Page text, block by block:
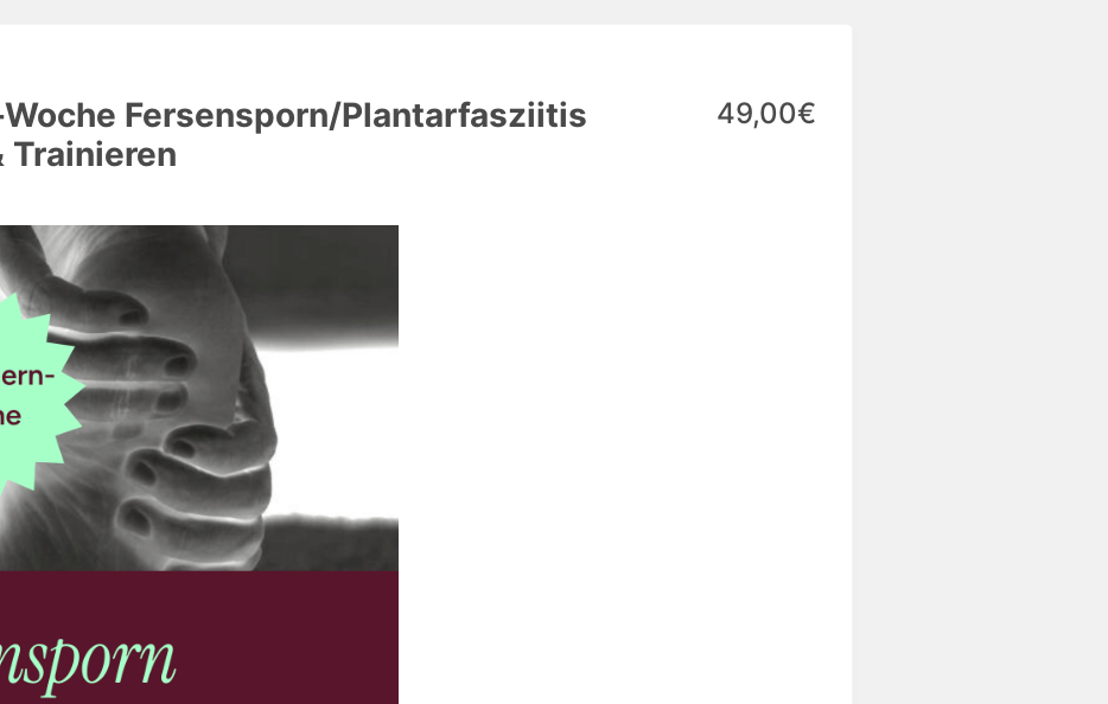
Fersensporn/Plantarfasziitis
Trainieren
49,00€